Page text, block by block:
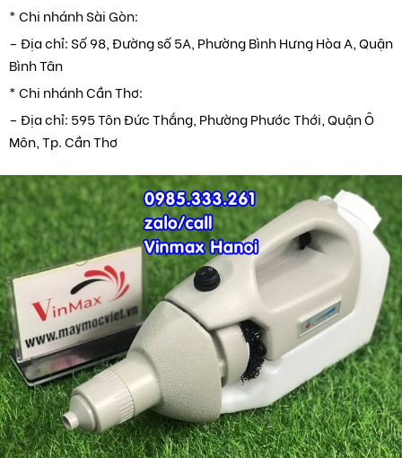
* Chi nhánh Sài Gòn:
– Địa chỉ: Số 98, Đường số 5A, Phường Bình Hưng Hòa A, Quận
Bình Tân
* Chi nhánh Cần Thơ:
– Địa chỉ: 595 Tôn Đức Thắng, Phường Phước Thới, Quận Ô
Môn, Tp. Cần Thơ